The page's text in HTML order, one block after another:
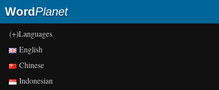
WordPlanet
(+)Languages
English
Chinese
Indonesian